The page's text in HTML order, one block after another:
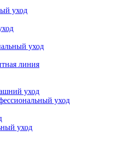
уход
уход
линия
уход
уход
уход